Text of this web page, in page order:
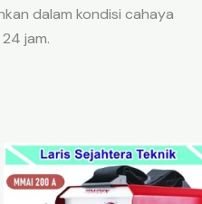
dalam kondisi cahaya
jam.